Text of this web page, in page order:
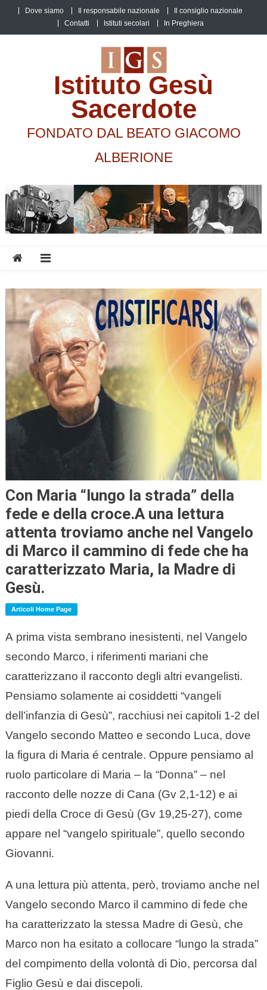
content
Dove siamo Il responsabile nazionale
Il consiglio nazionale
Contatti
Istituti secolari In Preghiera
Istituto Gesù
Sacerdote
FONDATO DAL BEATO GIACOMO
ALBERIONE
Con Maria “lungo la strada” della
fede e della croce.A una lettura
attenta troviamo anche nel Vangelo
di Marco il cammino di fede che ha
caratterizzato Maria, la Madre di
Gesù.
Articoli Home Page
A prima vista sembrano inesistenti, nel Vangelo
secondo Marco, i riferimenti mariani che
caratterizzano il racconto degli altri evangelisti.
Pensiamo solamente ai cosiddetti “vangeli
dell’infanzia di Gesù”, racchiusi nei capitoli 1-2 del
Vangelo secondo Matteo e secondo Luca, dove
la figura di Maria é centrale. Oppure pensiamo al
ruolo particolare di Maria – la “Donna” – nel
racconto delle nozze di Cana (Gv 2,1-12) e ai
piedi della Croce di Gesù (Gv 19,25-27), come
appare nel “vangelo spirituale”, quello secondo
Giovanni.
A una lettura più attenta, però, troviamo anche nel
Vangelo secondo Marco il cammino di fede che
ha caratterizzato la stessa Madre di Gesù, che
Marco non ha esitato a collocare “lungo la strada”
del compimento della volontà di Dio, percorsa dal
Figlio Gesù e dai discepoli.